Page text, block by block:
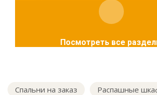
Посмотреть все
Спальни на заказ
Распашные